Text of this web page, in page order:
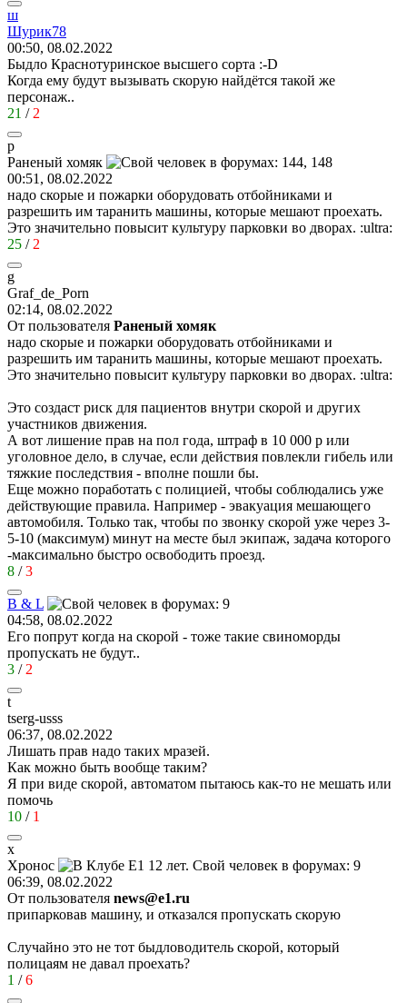
ш
Шурик78
00:50, 08.02.2022
Быдло Краснотуринское высшего сорта :-D
Когда ему будут вызывать скорую найдётся такой же
персонаж..
21 / 2
р
Раненый хомяк
00:51, 08.02.2022
надо скорые и пожарки оборудовать отбойниками и
разрешить им таранить машины, которые мешают проехать.
Это значительно повысит культуру парковки во дворах. :ultra:
25 / 2
g
Graf_de_Porn
02:14, 08.02.2022
От пользователя Раненый хомяк
надо скорые и пожарки оборудовать отбойниками и
разрешить им таранить машины, которые мешают проехать.
Это значительно повысит культуру парковки во дворах. :ultra:
Это создаст риск для пациентов внутри скорой и других
участников движения.
А вот лишение прав на пол года, штраф в 10 000 р или
уголовное дело, в случае, если действия повлекли гибель или
тяжкие последствия - вполне пошли бы.
Еще можно поработать с полицией, чтобы соблюдались уже
действующие правила. Например - эвакуация мешающего
автомобиля. Только так, чтобы по звонку скорой уже через 3-
5-10 (максимум) минут на месте был экипаж, задача которого
-максимально быстро освободить проезд.
8 /3
B & L
04:58, 08.02.2022
Его попрут когда на скорой - тоже такие свиноморды
пропускать не будут..
3 / 2
t
tserg-usss
06:37, 08.02.2022
Лишать прав надо таких мразей.
Как можно быть вообще таким?
Я при виде скорой, автоматом пытаюсь как-то не мешать или
помочь
10 / 1
х
Хронос
06:39, 08.02.2022
От пользователя news@e1.ru
припарковав машину, и отказался пропускать скорую
Случайно это не тот быдловодитель скорой, который
полицаям не давал проехать?
1 /6